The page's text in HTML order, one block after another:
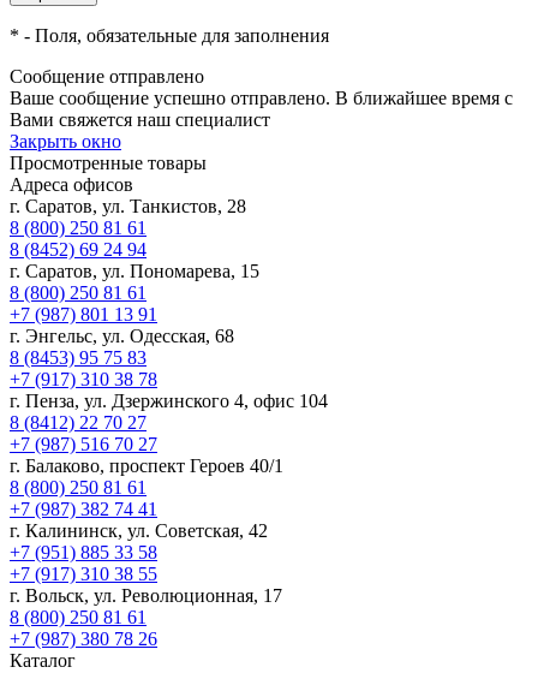
* - Поля, обязательные для заполнения
Сообщение отправлено
Ваше сообщение успешно отправлено. В ближайшее время с
Вами свяжется наш специалист
Закрыть окно
Просмотренные товары
Адреса офисов
г. Саратов, ул. Танкистов, 28
8 (800) 250 81 61
8 (8452) 69 24 94
г. Саратов, ул. Пономарева, 15
8 (800) 250 81 61
+7 (987) 801 13 91
г. Энгельс, ул. Одесская, 68
8 (8453) 95 75 83
+7 (917) 310 38 78
г. Пенза, ул. Дзержинского 4, офис 104
8 (8412) 22 70 27
+7 (987) 516 70 27
г. Балаково, проспект Героев 40/1
8 (800) 250 81 61
+7 (987) 382 74 41
г. Калининск, ул. Советская, 42
+7 (951) 885 33 58
+7 (917) 310 38 55
г. Вольск, ул. Революционная, 17
8 (800) 250 81 61
+7 (987) 380 78 26
Каталог